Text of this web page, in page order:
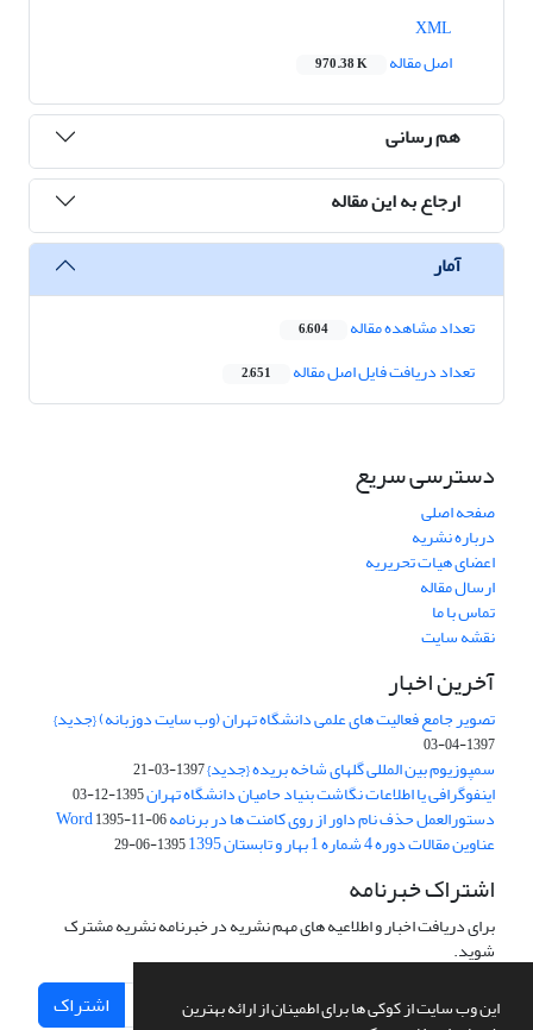
این وب سایت از کوکی ها برای اطمینان از ارائه بهترین
اصل مقاله
970.38 K
هم رسانی
ارجاع به این مقاله
آمار
تعداد مشاهده مقاله 6,604
تعداد دریافت فایل اصل مقاله 2,651
دسترسی سریع
صفحه اصلی
درباره نشریه
اعضای هیات تحریریه
ارسال مقاله
تماس با ما
نقشه سایت
آخرین اخبار
تصویر جامع فعالیت های علمی دانشگاه تهران (وب سایت دوزبانه) {جدید}
1397-04-03
سمپوزیوم بین المللی گلهای شاخه بریده {جدید}1397-03-21
اینفوگرافی یا اطلاعات نگاشت بنیاد حامیان دانشگاه تهران1395-12-03
دستورالعمل حذف نام داور از روی کامنت ها در برنامه Word1395-11-06
عناوین مقالات دوره 4 شماره 1 بهار و تابستان 1395 1395-06-29
اشتراک خبرنامه
برای دریافت اخبار و اطلاعیه های مهم نشریه در خبرنامه نشریه مشترک
شوید.
اشتراک